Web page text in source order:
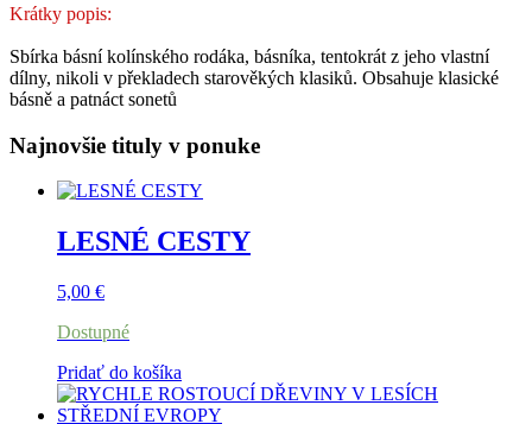
Krátky popis:
Sbírka básní kolínského rodáka, básníka, tentokrát z jeho vlastní
dílny, nikoli v překladech starověkých klasiků. Obsahuje klasické
básně a patnáct sonetů
Najnovšie tituly v ponuke
LESNÉ CESTY
5,00 €
Dostupné
Pridať do košíka